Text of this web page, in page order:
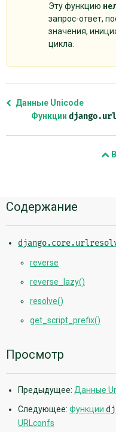
Эту функцию
запрос-ответ,
значения,
цикла.
Данные Unicode
Функции
Дополнительная
информация
Содержание
reverse
reverse_lazy()
resolve()
get_script_prefix()
Просмотр
Предыдущее: Данные
Следующее: Функции
URLconfs